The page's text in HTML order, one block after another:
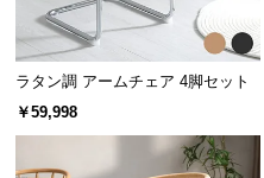
に
つ
い
て
ラタン調 アームチェア 4脚セット
￥59,998